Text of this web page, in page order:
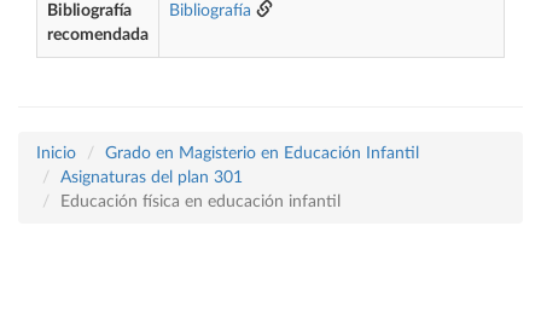
Bibliografía
recomendada
Bibliografía
Inicio
Grado en Magisterio en Educación Infantil
Asignaturas del plan 301
Educación física en educación infantil